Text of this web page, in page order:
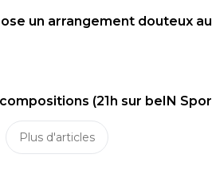
un arrangement douteux au
(21h sur beIN
Plus d'articles